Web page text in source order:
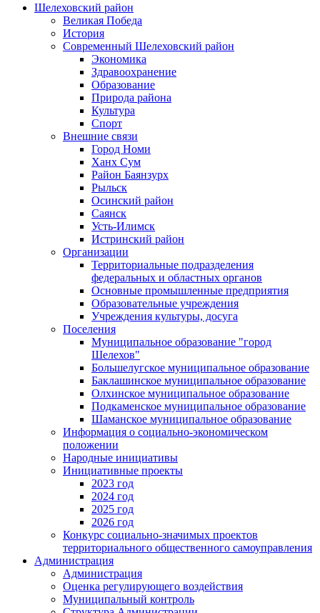
Шелеховский район
Великая Победа
История
Современный Шелеховский район
Экономика
Здравоохранение
Образование
Природа района
Культура
Спорт
Внешние связи
Город Номи
Ханх Сум
Район Баянзурх
Рыльск
Осинский район
Саянск
Усть-Илимск
Истринский район
Организации
Территориальные подразделения
федеральных и областных органов
Основные промышленные предприятия
Образовательные учреждения
Учреждения культуры, досуга
Поселения
Муниципальное образование "город
Шелехов"
Большелугское муниципальное образование
Баклашинское муниципальное образование
Олхинское муниципальное образование
Подкаменское муниципальное образование
Шаманское муниципальное образование
Информация о социально-экономическом
положении
Народные инициативы
Инициативные проекты
2023 год
2024 год
2025 год
2026 год
Конкурс социально-значимых проектов
территориального общественного самоуправления
Администрация
Администрация
Оценка регулирующего воздействия
Муниципальный контроль